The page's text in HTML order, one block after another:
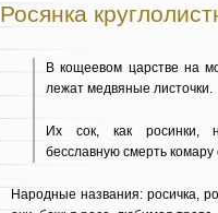
Росянка
В кощеевом царстве на
лежат медвяные листочки.
Их сок, как росинки,
бесславную смерть
Народные названия: росичка,